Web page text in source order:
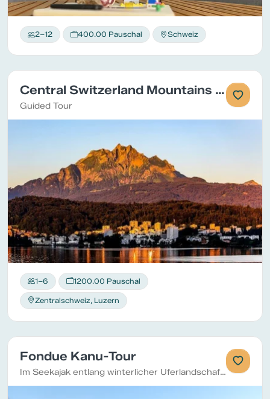
2–12 400.00 Pauschal Schweiz
Central Switzerland Mountains Tour
Guided Tour
1–6 1200.00 Pauschal
Zentralschweiz, Luzern
Fondue Kanu-Tour
Im Seekajak entlang winterlicher Uferlandschaft zu einer einsamen Bucht paddeln und dort ein Outdoor-Fondue über dem Feuer geniessen.